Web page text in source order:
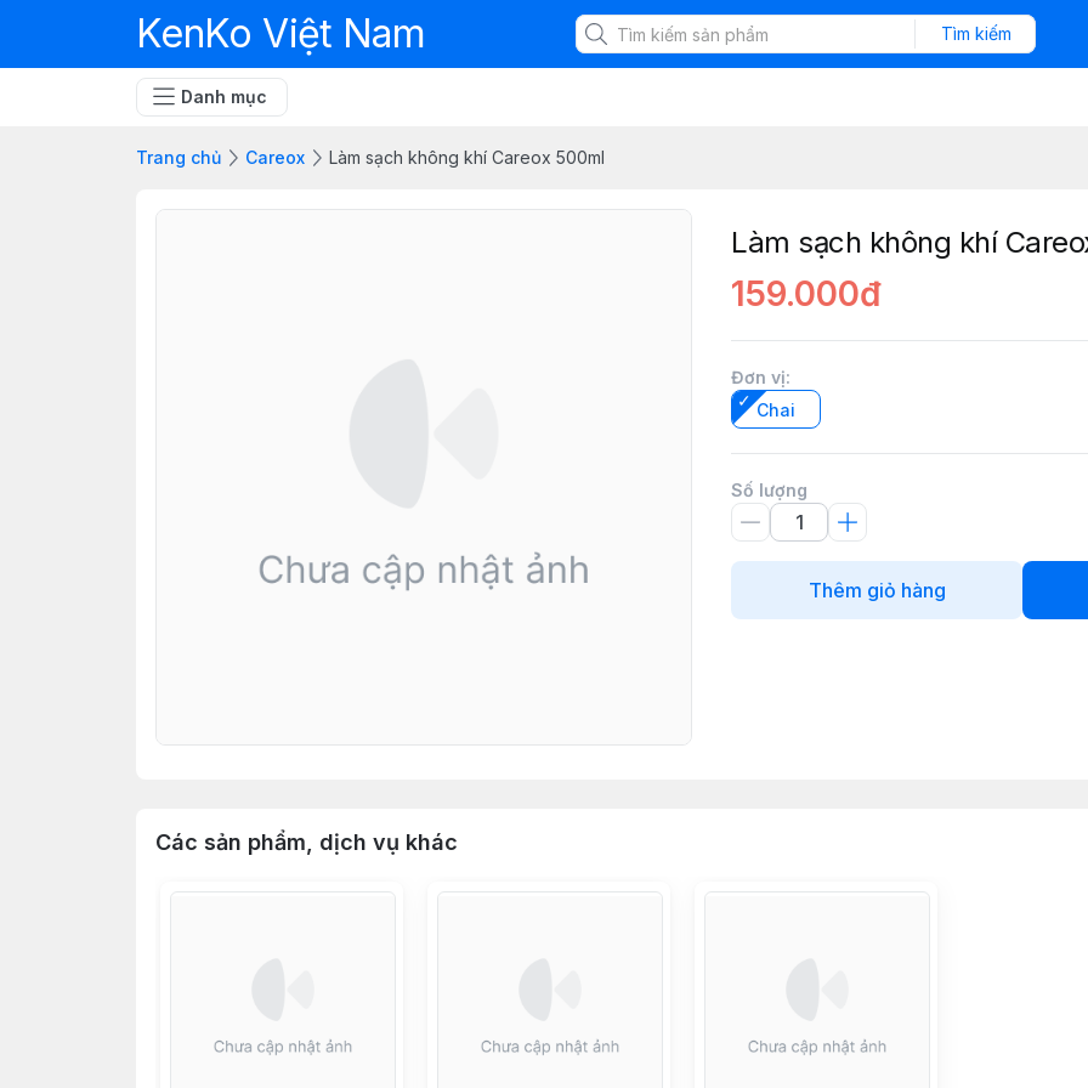
KenKo Việt Nam Tìm kiếm
Danh mục
Trang chủ Careox Làm sạch không khí Careox 500ml
Làm sạch không khí
159.000đ
Đơn vị:
Chai
Số lượng
Thêm giỏ hàng
Các sản phẩm, dịch vụ khác